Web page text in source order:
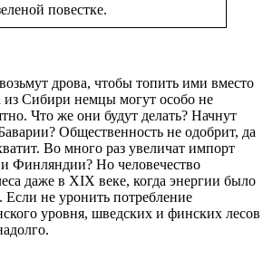
повестке.
дрова, чтобы топить ими вместо
из Сибири немцы могут особо не
Что же они будут делать? Начнут
Общественность не одобрит, да
Во много раз увеличат импорт
Финляндии? Но человечество
даже в XIX веке, когда энергии было
не уронить потребление
уровня, шведских и финских лесов